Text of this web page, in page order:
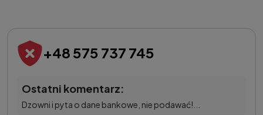
+48 575 737 745
Ostatni komentarz:
Dzowni i pyta o dane bankowe, nie podawać!...